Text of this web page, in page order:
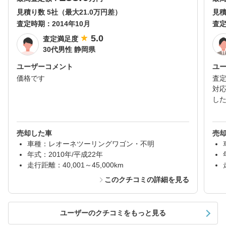
見積り数 5社（最大21.0万円差）
査定時期： 2014年10月
査定満足度
5.0
30代男性 静岡県
ユーザーコメント
価格です
売却した車
車種：レオーネツーリングワゴン・不明
年式：2010年/平成22年
走行距離：40,001～45,000km
このクチコミの詳細を見る
見
査
ユ
査
対
し
売
ユーザーのクチコミをもっと見る